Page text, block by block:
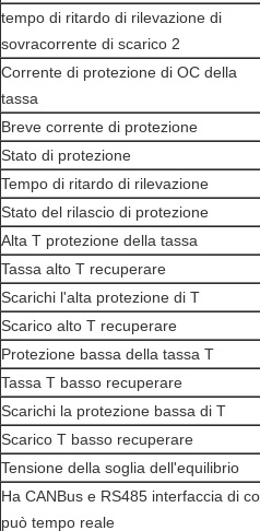
tempo di ritardo di rilevazione di
sovracorrente di scarico 2
Corrente di protezione di OC della
tassa
Breve corrente di protezione
Stato di protezione
Tempo di ritardo di rilevazione
Stato del rilascio di protezione
Alta T protezione della tassa
Tassa alto T recuperare
Scarichi l'alta protezione di T
Scarico alto T recuperare
Protezione bassa della tassa T
Tassa T basso recuperare
Scarichi la protezione bassa di T
Scarico T basso recuperare
Tensione della soglia dell'equilibrio
Ha CANBus e RS485 interfaccia di
può tempo reale